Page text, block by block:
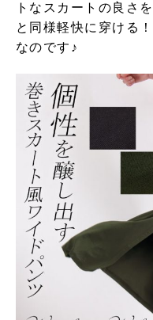
トなスカートの良さ
と同様軽快に穿ける
なのです♪